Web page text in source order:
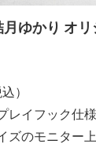
ゆかり オリ
）
レイフック仕
ズのモニター